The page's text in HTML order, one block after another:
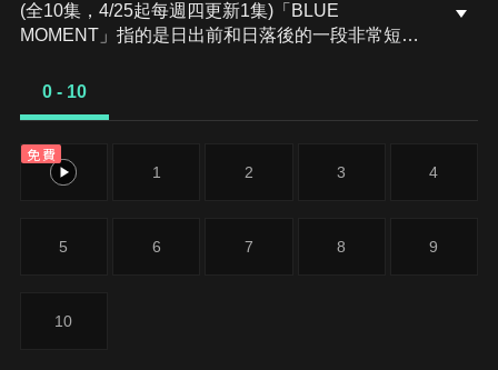
(全10集，4/25起每週四更新1集)「BLUE
MOMENT」指的是日出前和日落後的一段非常短暫
之中。能看到藍色時刻，也意味著能夠平安迎來一如
運而生。在天才氣象學家晴原柑九朗的帶領下，成員
們發揮各自的智慧與知識在災害前線賭命救援！
0 - 10
免費
0 1 2 3 4
5 6 7 8 9
10